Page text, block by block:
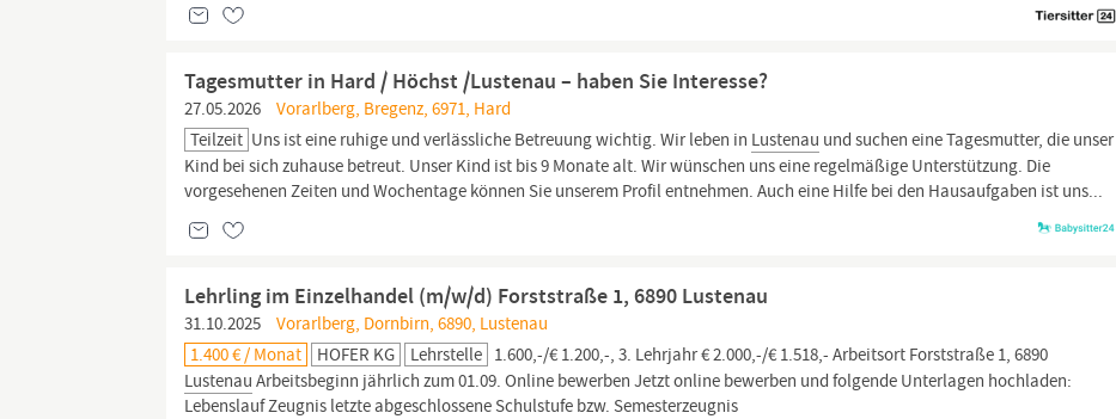
Tagesmutter in Hard / Höchst /Lustenau – haben Sie Interesse?
27.05.2026
Vorarlberg, Bregenz, 6971, Hard
Teilzeit Uns ist eine ruhige und verlässliche Betreuung wichtig. Wir leben in Lustenau und suchen eine Tagesmutter, die unser
Kind bei sich zuhause betreut. Unser Kind ist bis 9 Monate alt. Wir wünschen uns eine regelmäßige Unterstützung. Die
vorgesehenen Zeiten und Wochentage können Sie unserem Profil entnehmen. Auch eine Hilfe bei den Hausaufgaben ist uns...
Lehrling im Einzelhandel (m/w/d) Forststraße 1, 6890 Lustenau
31.10.2025
Vorarlberg, Dornbirn, 6890, Lustenau
1.400 € / Monat
HOFER KG Lehrstelle 1.600,-/€ 1.200,-, 3. Lehrjahr € 2.000,-/€ 1.518,- Arbeitsort ​Forststraße 1, 6890
Lustenau​​ Arbeitsbeginn jährlich zum 01.09.​ Online bewerben Jetzt online bewerben und folgende Unterlagen hochladen:
Lebenslauf Zeugnis letzte abgeschlossene Schulstufe bzw. Semesterzeugnis